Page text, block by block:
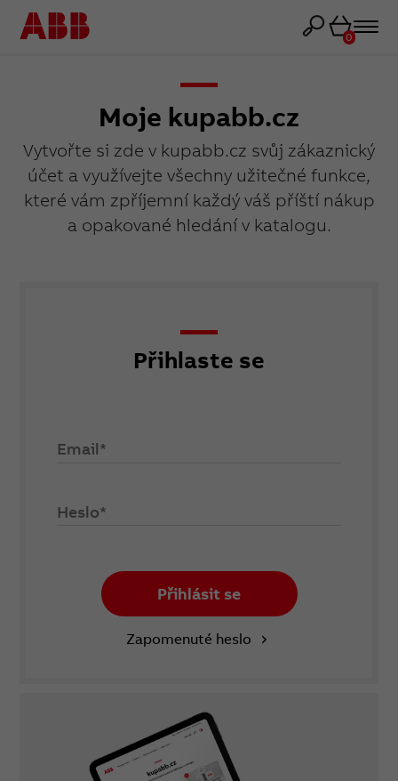
Košík
0
Moje kupabb.cz
Vytvořte si zde v kupabb.cz svůj zákaznický
účet a využívejte všechny užitečné funkce,
které vám zpříjemní každý váš příští nákup
a opakované hledání v katalogu.
Přihlaste se
Email*
Heslo*
Přihlásit se
Zapomenuté heslo